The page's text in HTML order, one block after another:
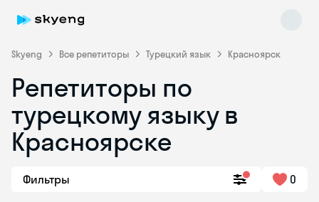
Skyeng Все репетиторы Турецкий язык Красноярск
Репетиторы по
турецкому языку в
Красноярске
Фильтры 0
Skyeng Chat